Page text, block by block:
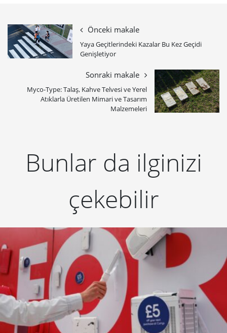
Önceki makale
Yaya Geçitlerindeki Kazalar Bu Kez Geçidi
Genişletiyor
Sonraki makale
Myco-Type: Talaş, Kahve Telvesi ve Yerel
Atıklarla Üretilen Mimari ve Tasarım
Malzemeleri
Bunlar da ilginizi
çekebilir